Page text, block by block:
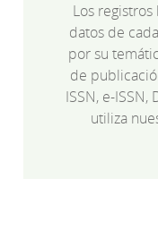
Los
datos de
por su
de
ISSN, e-ISSN,
utiliza